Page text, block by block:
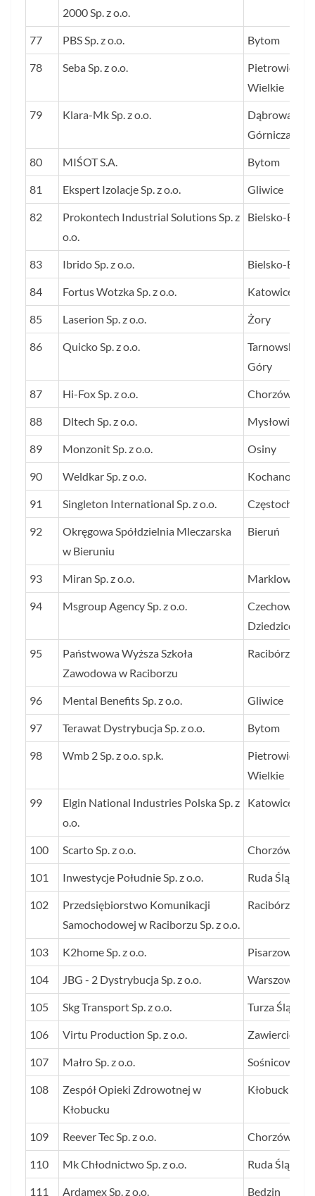
2000 Sp. z o.o.
77 PBS Sp. z o.o. Bytom
78 Seba Sp. z o.o.
Pietrowice
Wielkie
79 Klara-Mk Sp. z o.o.
Dąbrowa
Górnicza
80 MIŚOT S.A. Bytom
81 Ekspert Izolacje Sp. z o.o. Gliwice
82
Prokontech Industrial Solutions Sp. z
o.o.
Bielsko-Biała
83 Ibrido Sp. z o.o. Bielsko-Biała
84 Fortus Wotzka Sp. z o.o. Katowice
85 Laserion Sp. z o.o. Żory
86 Quicko Sp. z o.o.
Tarnowskie
Góry
87 Hi-Fox Sp. z o.o. Chorzów
88 Dltech Sp. z o.o. Mysłowice
89 Monzonit Sp. z o.o. Osiny
90 Weldkar Sp. z o.o. Kochanowice
91 Singleton International Sp. z o.o. Częstochowa
92
Okręgowa Spółdzielnia Mleczarska
w Bieruniu
Bieruń
93 Miran Sp. z o.o. Marklowice
94 Msgroup Agency Sp. z o.o.
Czechowice-
Dziedzice
95
Państwowa Wyższa Szkoła
Zawodowa w Raciborzu
Racibórz
96 Mental Benefits Sp. z o.o. Gliwice
97 Terawat Dystrybucja Sp. z o.o. Bytom
98 Wmb 2 Sp. z o.o. sp.k.
Pietrowice
Wielkie
99
Elgin National Industries Polska Sp. z
o.o.
Katowice
100 Scarto Sp. z o.o. Chorzów
101 Inwestycje Południe Sp. z o.o. Ruda Śląska
102
Przedsiębiorstwo Komunikacji
Samochodowej w Raciborzu Sp. z o.o.
Racibórz
103 K2home Sp. z o.o. Pisarzowice
104 JBG - 2 Dystrybucja Sp. z o.o. Warszowice
105 Skg Transport Sp. z o.o. Turza Śląska
106 Virtu Production Sp. z o.o. Zawiercie
107 Małro Sp. z o.o. Sośnicowice
108
Zespół Opieki Zdrowotnej w
Kłobucku
Kłobuck
109 Reever Tec Sp. z o.o. Chorzów
110 Mk Chłodnictwo Sp. z o.o. Ruda Śląska
111 Ardamex Sp. z o.o. Będzin